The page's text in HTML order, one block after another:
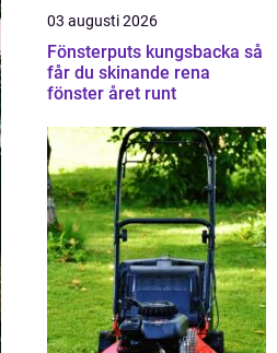
03 augusti 2026
Fönsterputs kungsbacka så
får du skinande rena
fönster året runt